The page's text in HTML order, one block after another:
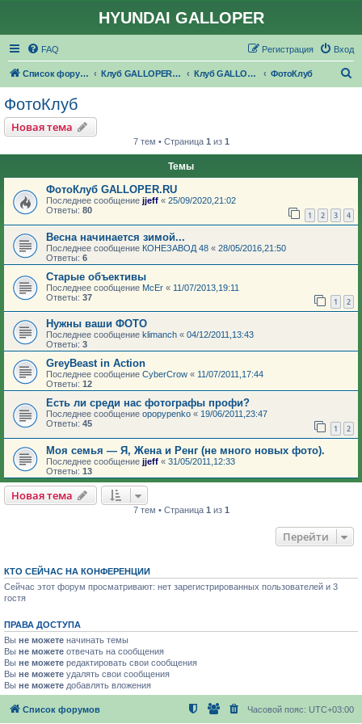
HYUNDAI GALLOPER
FAQ Вход
Регистрация
Список форумов Клуб GALLOPER.RU Клуб GALLOPER.RU ФотоКлуб
ФотоКлуб
Новая тема
7 тем • Страница 1 из 1
Темы
ФотоКлуб GALLOPER.RU
Последнее сообщение jjeff « 25/09/2020,21:02
Ответы: 80 1 2 3 4
Весна начинается зимой...
Последнее сообщение КОНЕЗАВОД 48 « 28/05/2016,21:50
Ответы: 6
Старые объективы
Последнее сообщение McEr « 11/07/2013,19:11
Ответы: 37 1 2
Нужны ваши ФОТО
Последнее сообщение klimanch « 04/12/2011,13:43
Ответы: 3
GreyBeast in Action
Последнее сообщение CyberCrow « 11/07/2011,17:44
Ответы: 12
Есть ли среди нас фотографы профи?
Последнее сообщение opopypenko « 19/06/2011,23:47
Ответы: 45 1 2
Моя семья — Я, Жена и Ренг (не много новых фото).
Последнее сообщение jjeff « 31/05/2011,12:33
Ответы: 13
Новая тема
7 тем • Страница 1 из 1
Перейти
КТО СЕЙЧАС НА КОНФЕРЕНЦИИ
Сейчас этот форум просматривают: нет зарегистрированных пользователей и 3
гостя
ПРАВА ДОСТУПА
Вы не можете начинать темы
Вы не можете отвечать на сообщения
Вы не можете редактировать свои сообщения
Вы не можете удалять свои сообщения
Вы не можете добавлять вложения
Список форумов Часовой пояс: UTC+03:00